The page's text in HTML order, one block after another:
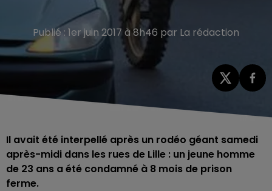
Publié : 1er juin 2017 à 8h46 par La rédaction
Il avait été interpellé après un rodéo géant samedi
après-midi dans les rues de Lille : un jeune homme
de 23 ans a été condamné à 8 mois de prison
ferme.